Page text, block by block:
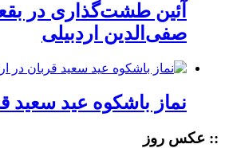
آئین طشت‌گذاری در
صفی‌الدین اردبیلی
نماز باشکوه عید سعید
:: عکس روز